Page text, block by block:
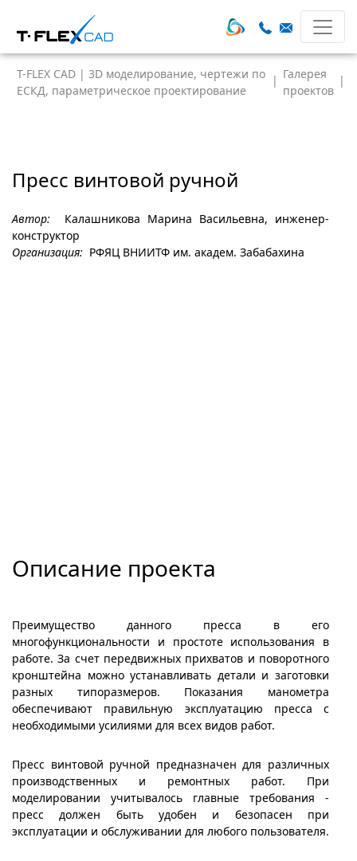
T-FLEX CAD | 3D моделирование, чертежи по
ЕСКД, параметрическое проектирование
| Галерея
проектов
|
Пресс винтовой ручной
Автор: Калашникова Марина Васильевна, инженер-
конструктор
Организация: РФЯЦ ВНИИТФ им. академ. Забабахина
Описание проекта
Преимущество данного пресса в его
многофункциональности и простоте использования в
работе. За счет передвижных прихватов и поворотного
кронштейна можно устанавливать детали и заготовки
разных типоразмеров. Показания манометра
обеспечивают правильную эксплуатацию пресса с
необходимыми усилиями для всех видов работ.
Пресс винтовой ручной предназначен для различных
производственных и ремонтных работ. При
моделировании учитывалось главные требования -
пресс должен быть удобен и безопасен при
эксплуатации и обслуживании для любого пользователя.